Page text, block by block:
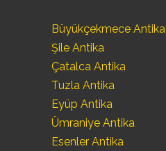
Büyükçekmece Antika
Şile Antika
Çatalca Antika
Tuzla Antika
Eyüp Antika
Ümraniye Antika
Esenler Antika